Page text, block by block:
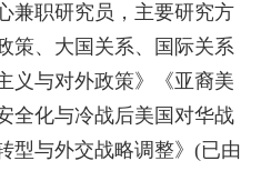
兼职研究员，主要研究方
策、大国关系、国际关系
义与对外政策》《亚裔美
全化与冷战后美国对华战
型与外交战略调整》(已由